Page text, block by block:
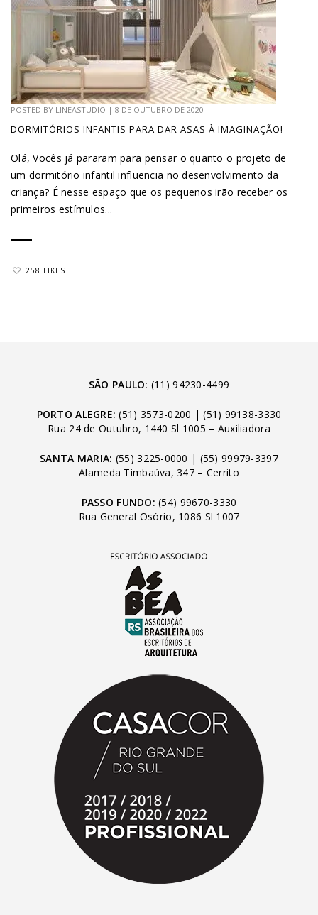
POSTED BY LINEASTUDIO | 8 DE OUTUBRO DE 2020
DORMITÓRIOS INFANTIS PARA DAR ASAS À IMAGINAÇÃO!
Olá, Vocês já pararam para pensar o quanto o projeto de
um dormitório infantil influencia no desenvolvimento da
criança? É nesse espaço que os pequenos irão receber os
primeiros estímulos...
258 LIKES
SÃO PAULO: (11) 94230-4499
PORTO ALEGRE: (51) 3573-0200 |(51) 99138-3330
Rua 24 de Outubro, 1440 Sl 1005 – Auxiliadora
SANTA MARIA: (55) 3225-0000 | (55) 99979-3397
Alameda Timbaúva, 347 – Cerrito
PASSO FUNDO: (54) 99670-3330
Rua General Osório, 1086 Sl 1007